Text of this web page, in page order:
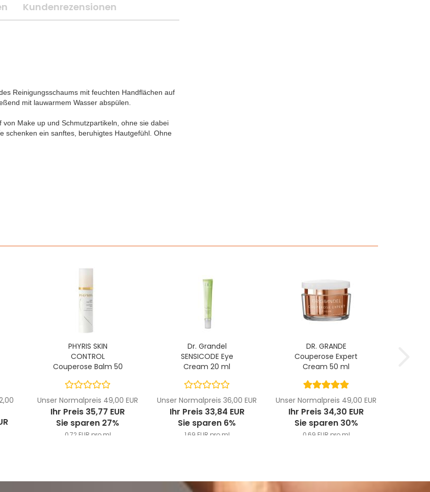
Kundenrezensionen
Reinigungsschaums mit feuchten Handflächen auf
mit lauwarmem Wasser abspülen.
Make up und Schmutzpartikeln, ohne sie dabei
schenken ein sanftes, beruhigtes Hautgefühl. Ohne
PHYRIS SKIN
CONTROL
Couperose Balm 50
Unser Normalpreis 49,00 EUR
Ihr Preis 35,77 EUR
Sie sparen 27%
0,72 EUR pro ml
Dr. Grandel
SENSICODE Eye
Cream 20 ml
Unser Normalpreis 36,00 EUR
Ihr Preis 33,84 EUR
Sie sparen 6%
1,69 EUR pro ml
DR. GRANDE
Couperose Expert
Cream 50 ml
Unser Normalpreis 49,00 EUR
Ihr Preis 34,30 EUR
Sie sparen 30%
0,69 EUR pro ml